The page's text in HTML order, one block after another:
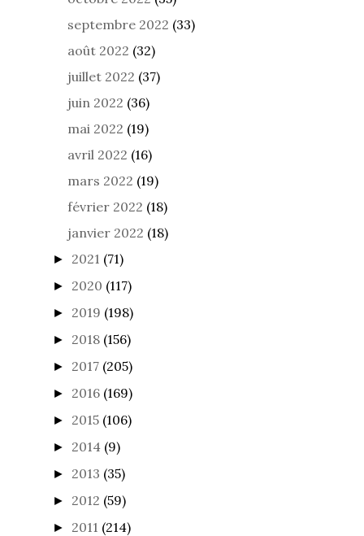
septembre 2022 (33)
août 2022 (32)
juillet 2022 (37)
juin 2022 (36)
mai 2022 (19)
avril 2022 (16)
mars 2022 (19)
février 2022 (18)
janvier 2022 (18)
► 2021 (71)
► 2020 (117)
► 2019 (198)
► 2018 (156)
► 2017 (205)
► 2016 (169)
► 2015 (106)
► 2014 (9)
► 2013 (35)
► 2012 (59)
► 2011 (214)